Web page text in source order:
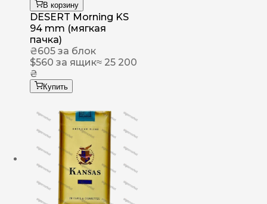
В корзину
DESERT Morning KS
94 mm (мягкая
пачка)
₴605 за блок
$560 за ящик≈ 25 200
₴
Купить